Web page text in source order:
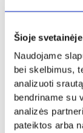
Šioje
Naudojame
bei skelbimus,
analizuoti
bendriname su
analizės
pateiktos arba
Mamos diena
Pirkinių maišelis
8.00